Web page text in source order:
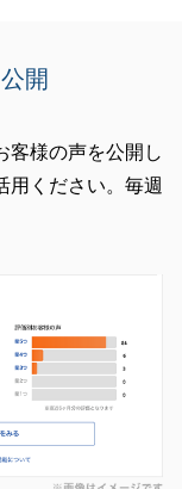
開
客様の声を公開し
用ください。毎週